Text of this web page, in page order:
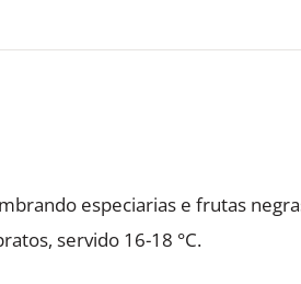
especiarias e frutas
servido 16-18 °C.